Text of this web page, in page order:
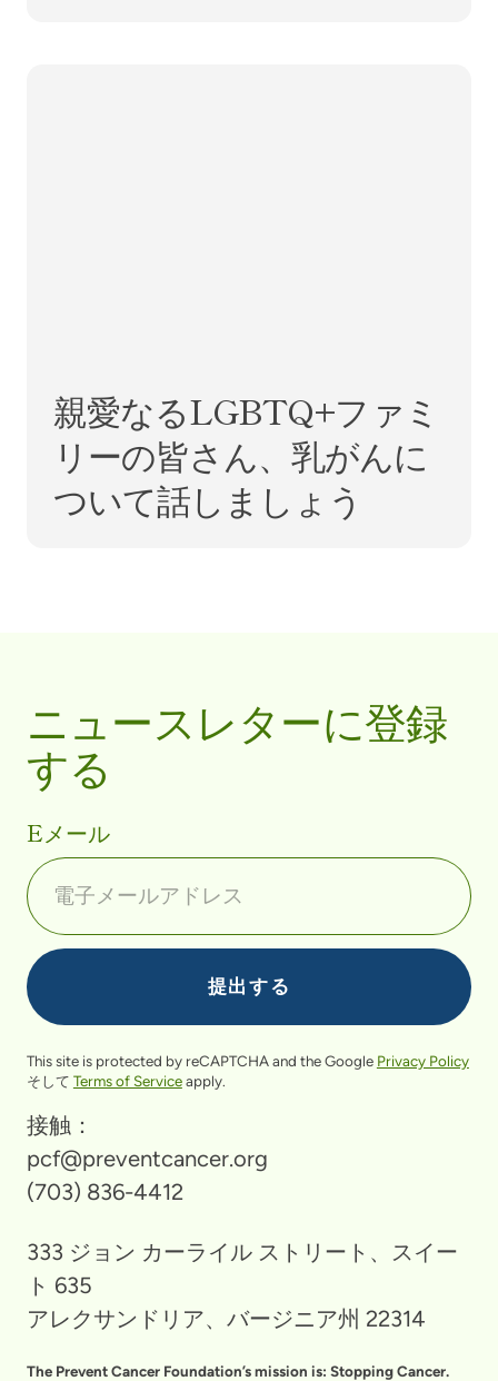
親愛なるLGBTQ+ファミ
リーの皆さん、乳がんに
ついて話しましょう
ニュースレターに登録
する
Eメール
This site is protected by reCAPTCHA and the Google Privacy Policy
そして Terms of Serviceapply.
接触：
pcf@preventcancer.org
(703) 836-4412
333 ジョン カーライル ストリート、スイー
ト 635
アレクサンドリア、バージニア州 22314
The Prevent Cancer Foundation’s mission is: Stopping Cancer.